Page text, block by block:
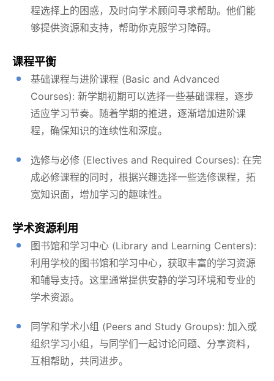
程选择上的困惑，及时向学术顾问寻求帮助。他们能
够提供资源和支持，帮助你克服学习障碍。
课程平衡
基础课程与进阶课程 (Basic and Advanced
Courses): 新学期初期可以选择一些基础课程，逐步
适应学习节奏。随着学期的推进，逐渐增加进阶课
程，确保知识的连续性和深度。
选修与必修 (Electives and Required Courses): 在完
成必修课程的同时，根据兴趣选择一些选修课程，拓
宽知识面，增加学习的趣味性。
学术资源利用
图书馆和学习中心 (Library and Learning Centers):
利用学校的图书馆和学习中心，获取丰富的学习资源
和辅导支持。这里通常提供安静的学习环境和专业的
学术资源。
同学和学术小组 (Peers and Study Groups): 加入或
组织学习小组，与同学们一起讨论问题、分享资料，
互相帮助，共同进步。